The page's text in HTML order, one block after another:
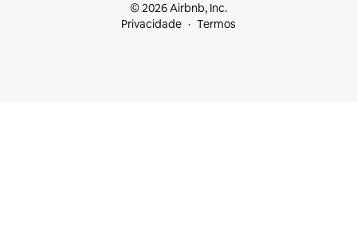
© 2026 Airbnb, Inc.
Privacidade
Termos